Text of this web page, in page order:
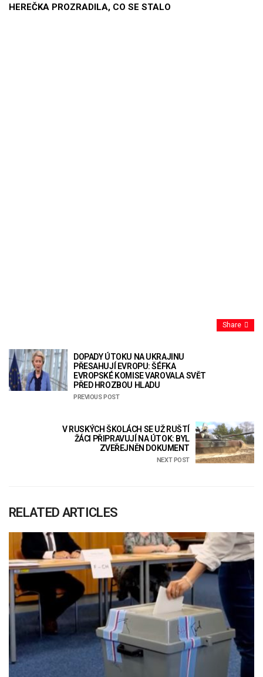
HEREČKA PROZRADILA, CO SE STALO
Share
DOPADY ÚTOKU NA UKRAJINU
PŘESAHUJÍ EVROPU: ŠÉFKA
EVROPSKÉ KOMISE VAROVALA SVĚT
PŘED HROZBOU HLADU
PREVIOUS POST
V RUSKÝCH ŠKOLÁCH SE UŽ RUŠTÍ
ŽÁCI PŘIPRAVUJÍ NA ÚTOK: BYL
ZVEŘEJNĚN DOKUMENT
NEXT POST
RELATED ARTICLES